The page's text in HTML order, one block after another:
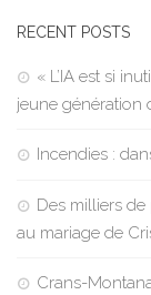
RECENT POSTS
« L’IA est si
jeune génération
Incendies :
Des milliers
au mariage de
Crans-